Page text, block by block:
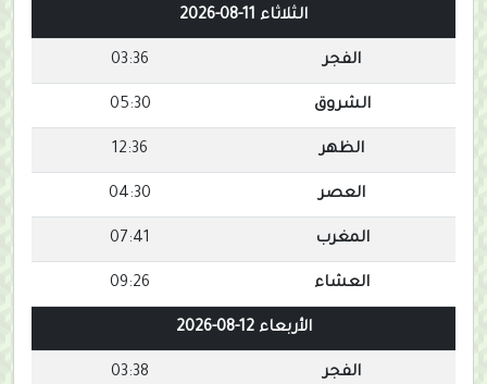
الثلاثاء 11-08-2026
الفجر 03:36
الشروق 05:30
الظهر 12:36
العصر 04:30
المغرب 07:41
العشاء 09:26
الأربعاء 12-08-2026
الفجر 03:38